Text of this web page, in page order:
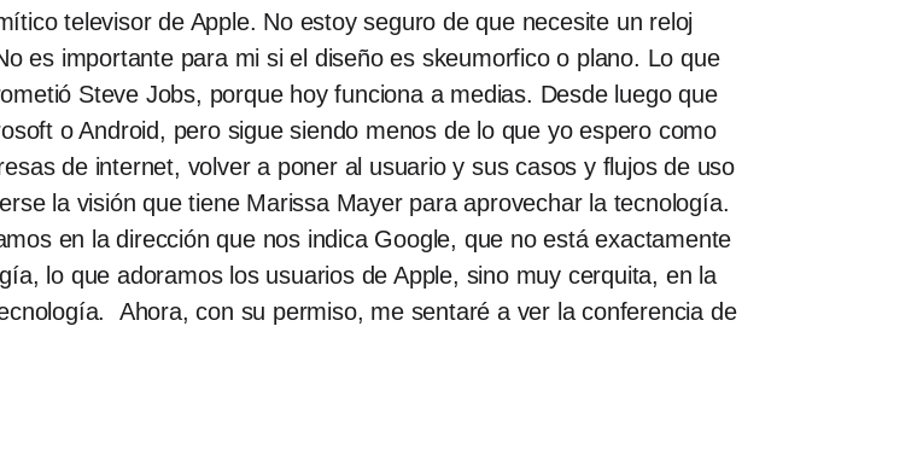
televisor de Apple. No estoy seguro de que necesite un reloj
es importante para mi si el diseño es skeumorfico o plano. Lo que
Steve Jobs, porque hoy funciona a medias. Desde luego que
o Android, pero sigue siendo menos de lo que yo espero como
de internet, volver a poner al usuario y sus casos y flujos de uso
la visión que tiene Marissa Mayer para aprovechar la tecnología.
en la dirección que nos indica Google, que no está exactamente
lo que adoramos los usuarios de Apple, sino muy cerquita, en la
Ahora, con su permiso, me sentaré a ver la conferencia de